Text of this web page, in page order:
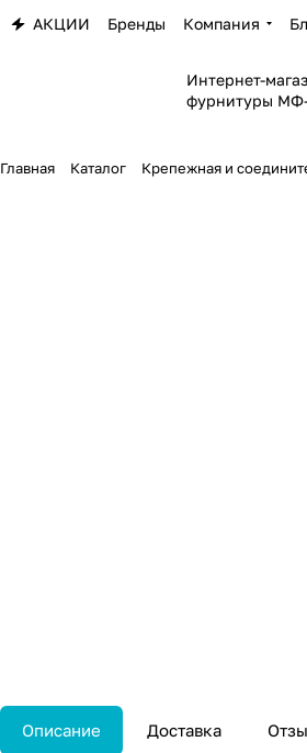
АКЦИИ Бренды Компания
Интернет-
фурнитуры
Главная Каталог Крепежная и
Описание Доставка